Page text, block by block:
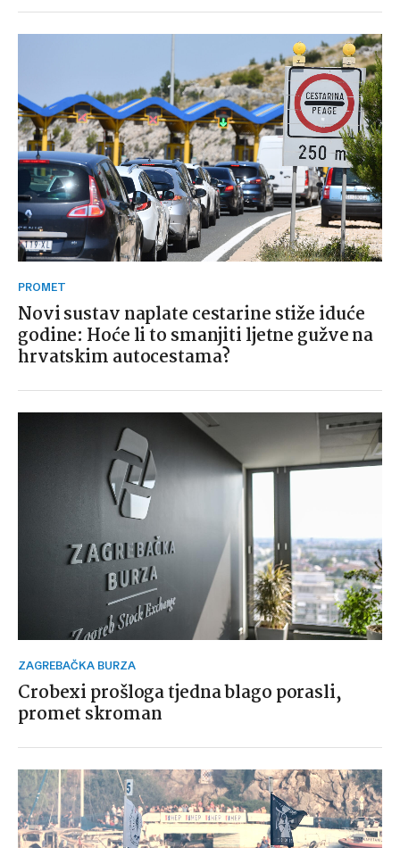
PROMET
Novi sustav naplate cestarine stiže iduće
godine: Hoće li to smanjiti ljetne gužve na
hrvatskim autocestama?
ZAGREBAČKA BURZA
Crobexi prošloga tjedna blago porasli,
promet skroman